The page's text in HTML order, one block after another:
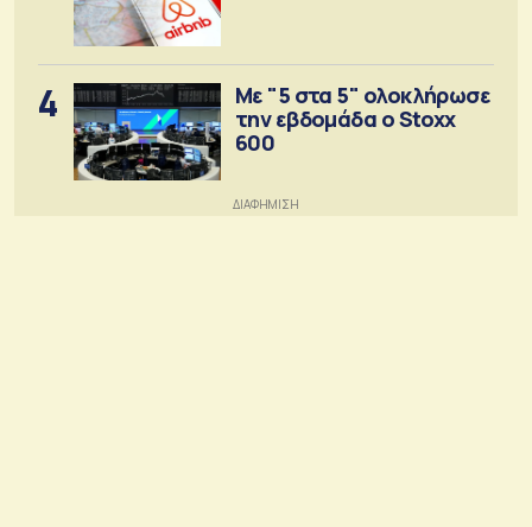
4
Με "5 στα 5" ολοκλήρωσε
την εβδομάδα ο Stoxx
600